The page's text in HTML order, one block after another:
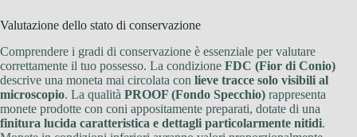
Valutazione dello stato di conservazione
Comprendere i gradi di conservazione è essenziale per valutare
correttamente il tuo possesso. La condizione FDC (Fior di Conio)
descrive una moneta mai circolata con lieve tracce solo visibili al
microscopio. La qualità PROOF (Fondo Specchio) rappresenta
monete prodotte con coni appositamente preparati, dotate di una
finitura lucida caratteristica e dettagli particolarmente nitidi.